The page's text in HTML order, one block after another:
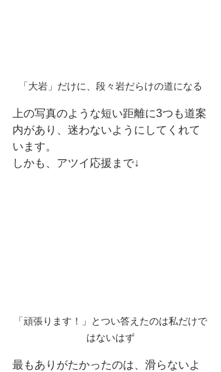
「大岩」だけに、段々岩だらけの道になる
上の写真のような短い距離に3つも道案
内があり、迷わないようにしてくれて
います。
しかも、アツイ応援まで↓
「頑張ります！」とつい答えたのは私だけで
はないはず
最もありがたかったのは、滑らないよ